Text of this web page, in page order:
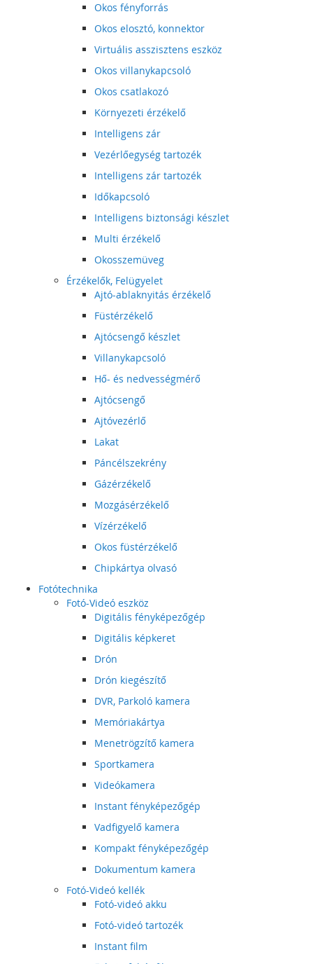
Okos fényforrás
Okos elosztó, konnektor
Virtuális asszisztens eszköz
Okos villanykapcsoló
Okos csatlakozó
Környezeti érzékelő
Intelligens zár
Vezérlőegység tartozék
Intelligens zár tartozék
Időkapcsoló
Intelligens biztonsági készlet
Multi érzékelő
Okosszemüveg
Érzékelők, Felügyelet
Ajtó-ablaknyitás érzékelő
Füstérzékelő
Ajtócsengő készlet
Villanykapcsoló
Hő- és nedvességmérő
Ajtócsengő
Ajtóvezérlő
Lakat
Páncélszekrény
Gázérzékelő
Mozgásérzékelő
Vízérzékelő
Okos füstérzékelő
Chipkártya olvasó
Fotótechnika
Fotó-Videó eszköz
Digitális fényképezőgép
Digitális képkeret
Drón
Drón kiegészítő
DVR, Parkoló kamera
Memóriakártya
Menetrögzítő kamera
Sportkamera
Videókamera
Instant fényképezőgép
Vadfigyelő kamera
Kompakt fényképezőgép
Dokumentum kamera
Fotó-Videó kellék
Fotó-videó akku
Fotó-videó tartozék
Instant film